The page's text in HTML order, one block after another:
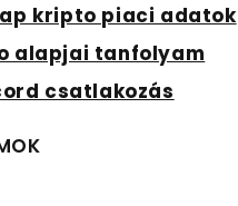
kripto piaci adatok
alapjai tanfolyam
csatlakozás